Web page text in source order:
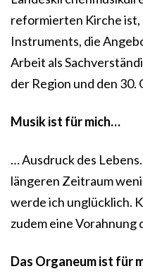
reformierten Kirche ist,
Instruments, die
Arbeit als
der Region und den 30.
Musik ist für mich…
… Ausdruck des
längeren Zeitraum
werde ich unglücklich.
zudem eine Vorahnung
Das Organeum ist für